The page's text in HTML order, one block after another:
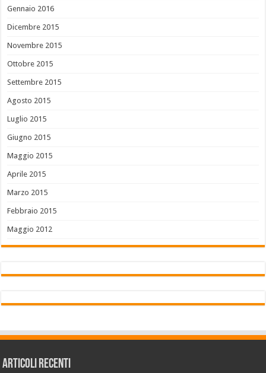
Gennaio 2016
Dicembre 2015
Novembre 2015
Ottobre 2015
Settembre 2015
Agosto 2015
Luglio 2015
Giugno 2015
Maggio 2015
Aprile 2015
Marzo 2015
Febbraio 2015
Maggio 2012
Articoli recenti